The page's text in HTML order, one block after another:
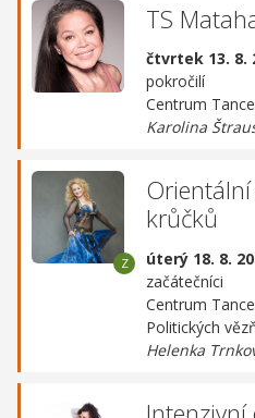
TS
čtvrtek 13. 8.
pokročilí
Centrum
Karolina
krůčků
úterý 18. 8.
začátečníci
Centrum
Politických
Helenka